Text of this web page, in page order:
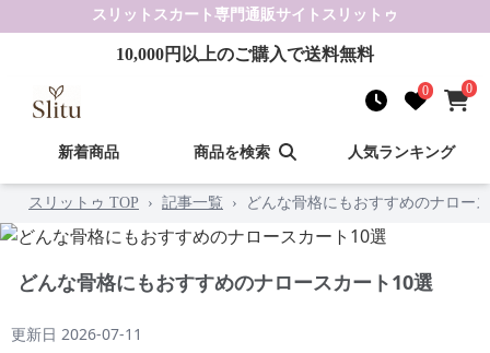
スリットスカート 専門通販サイト スリットゥ
10,000円以上のご購入で送料無料
0 0
新着商品 商品を検索 人気ランキング
スリットゥ TOP › 記事一覧 › どんな骨格にもおすすめのナロー
どんな骨格にもおすすめのナロースカート10選
更新日 2026-07-11